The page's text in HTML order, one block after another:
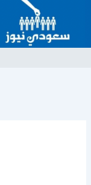
المحتوى